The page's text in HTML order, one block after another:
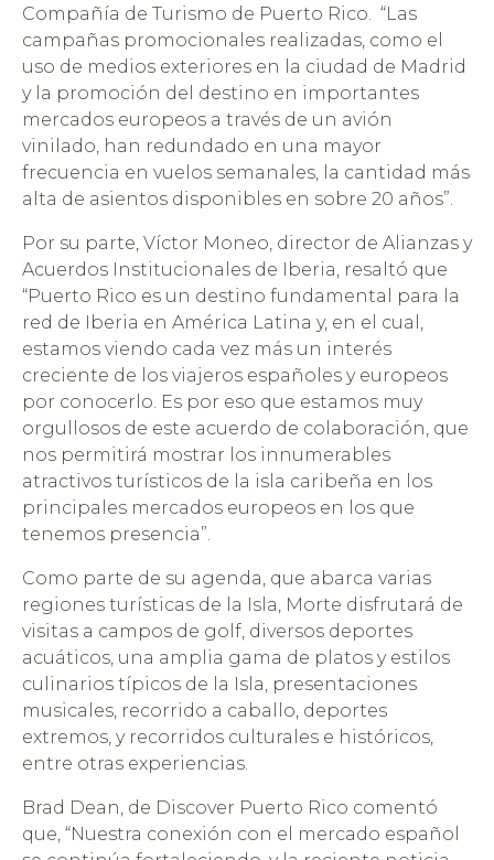
Compañía de Turismo de Puerto Rico. “Las
campañas promocionales realizadas, como el
uso de medios exteriores en la ciudad de Madrid
y la promoción del destino en importantes
mercados europeos a través de un avión
vinilado, han redundado en una mayor
frecuencia en vuelos semanales, la cantidad más
alta de asientos disponibles en sobre 20 años”.
Por su parte, Víctor Moneo, director de Alianzas y
Acuerdos Institucionales de Iberia, resaltó que
“Puerto Rico es un destino fundamental para la
red de Iberia en América Latina y, en el cual,
estamos viendo cada vez más un interés
creciente de los viajeros españoles y europeos
por conocerlo. Es por eso que estamos muy
orgullosos de este acuerdo de colaboración, que
nos permitirá mostrar los innumerables
atractivos turísticos de la isla caribeña en los
principales mercados europeos en los que
tenemos presencia”.
Como parte de su agenda, que abarca varias
regiones turísticas de la Isla, Morte disfrutará de
visitas a campos de golf, diversos deportes
acuáticos, una amplia gama de platos y estilos
culinarios típicos de la Isla, presentaciones
musicales, recorrido a caballo, deportes
extremos, y recorridos culturales e históricos,
entre otras experiencias.
Brad Dean, de Discover Puerto Rico comentó
que, “Nuestra conexión con el mercado español